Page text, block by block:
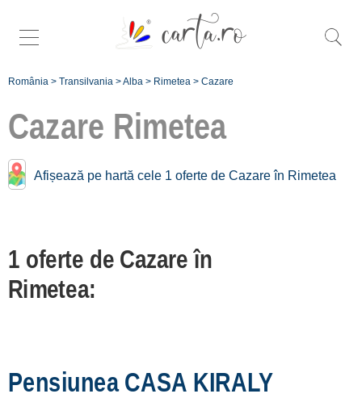
România > Transilvania >Alba > Rimetea > Cazare
Cazare Rimetea
Afișează pe hartă cele 1 oferte de Cazare în Rimetea
1 oferte de Cazare în
Rimetea:
Pensiunea CASA KIRALY
Cazare în apropiere de
Rimetea:
[1 oferte la 38.7 km]
Cugir
de cazare